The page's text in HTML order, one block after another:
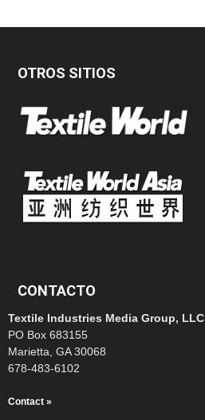
OTROS SITIOS
CONTACTO
Textile Industries Media Group, LLC
PO Box 683155
Marietta, GA 30068
678-483-6102
Contact »